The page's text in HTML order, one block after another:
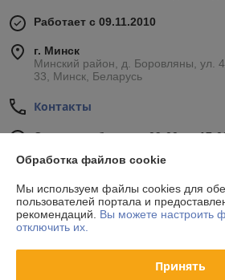
Работает с 09.11.2010
г. Минск
Минский район, д. Боровляны, ул.
33, Минск, Беларусь
Контакты
Сегодня работает с 09:00 до
Отзывы о магазине
34 отзывов за всё время
Обработка файлов cookie
Мы используем файлы cookies для
пользователей портала и
рекомендаций. Вы можете настроить
отключить их.
Принять